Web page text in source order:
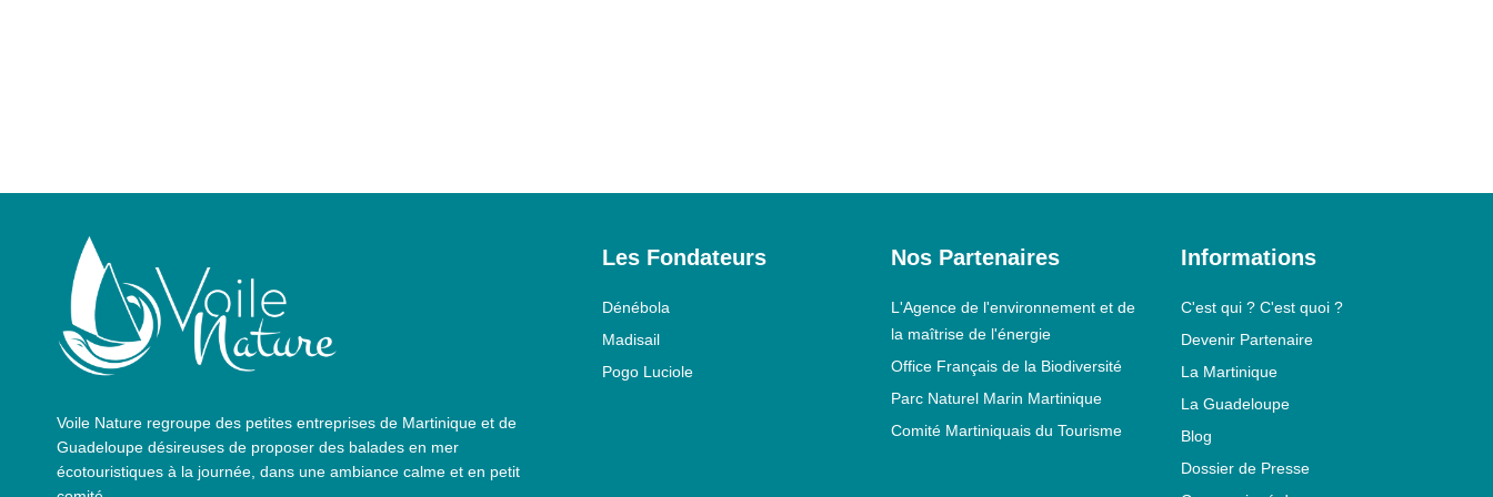
Voile Nature regroupe des petites entreprises de Martinique et de
Guadeloupe désireuses de proposer des balades en mer
écotouristiques à la journée, dans une ambiance calme et en petit
Les Fondateurs
Dénébola
Madisail
Pogo Luciole
Nos Partenaires
L'Agence de l'environnement et de
la maîtrise de l'énergie
Office Français de la Biodiversité
Parc Naturel Marin Martinique
Comité Martiniquais du Tourisme
Informations
C'est qui ? C'est quoi ?
Devenir Partenaire
La Martinique
La Guadeloupe
Blog
Dossier de Presse